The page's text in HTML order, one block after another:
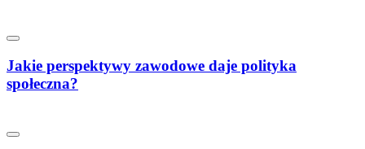
Jakie perspektywy zawodowe daje polityka
społeczna?